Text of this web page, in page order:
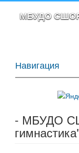
МБУДО СШОР
Навигация
- МБУДО